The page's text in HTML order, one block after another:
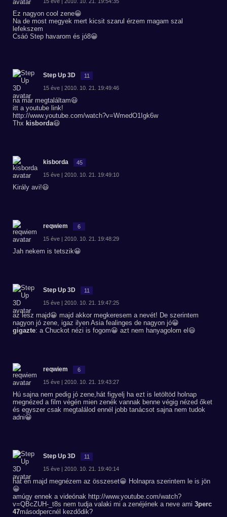
Ez nagyon cool zene😀
Na de most megyek mert kicsit szarul érzem magam szal
lefekszem
Csáó Step havarom és jó8😀
Step Up 3D 11
15 éve | 2010. 10. 21. 19:49:46
na már megtaláltam😃
itt a youtube link!
http://www.youtube.com/watch?v=WmedO1Igk6w
Thx kisborda😃
kisborda 45
15 éve | 2010. 10. 21. 19:49:10
Király avi!😃
reqwiem 6
15 éve | 2010. 10. 21. 19:48:29
Jah nekem is tetszik😀
Step Up 3D 11
15 éve | 2010. 10. 21. 19:47:25
az lesz majd😀 majd akkor megkeresem a nevét! De szerintem
nagyon jó zene, igaz ilyen Asia fealinges de nagyon jó😀
gigazte: a Chuckot nézi is fogom😀 azt nem hanyagolom el😃
reqwiem 6
15 éve | 2010. 10. 21. 19:43:27
Hú sajna nem pedig jó zene,hát figyelj ha ezt is letöltöd holnap
megnézed a film végén mien zenék vannak benne végig nézed őket
és egyszer csak megtalálod ennél jobb tanácsot sajna nem tudok
adni😀
Step Up 3D 11
15 éve | 2010. 10. 21. 19:40:14
hát én majd megnézem az összeset😀 Holnapra szerintem le is jön
😀
amúgy ennek a videónak http://www.youtube.com/watch?
v=QBcZUH-_t8s nem tudja valaki mi a zenéjének a neve ami 3perc
47másodpercnél kezdődik?